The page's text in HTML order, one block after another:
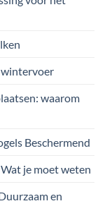
wintervoer
waarom
Beschermend
je moet weten
en